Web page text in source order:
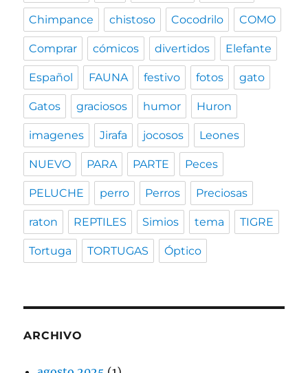
Chimpance chistoso Cocodrilo COMO
Comprar cómicos divertidos Elefante
Español FAUNA festivo fotos gato
Gatos graciosos humor Huron
imagenes Jirafa jocosos Leones
NUEVO PARA PARTE Peces
PELUCHE perro Perros Preciosas
raton REPTILES Simios tema TIGRE
Tortuga TORTUGAS Óptico
ARCHIVO